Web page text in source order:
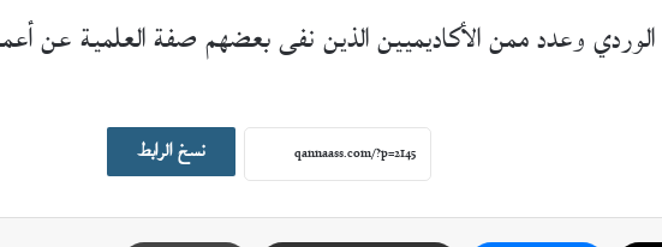
وعدد ممن الأكاديميين الذين نفى بعضهم صفة العلمية عن
نسخ الرابط